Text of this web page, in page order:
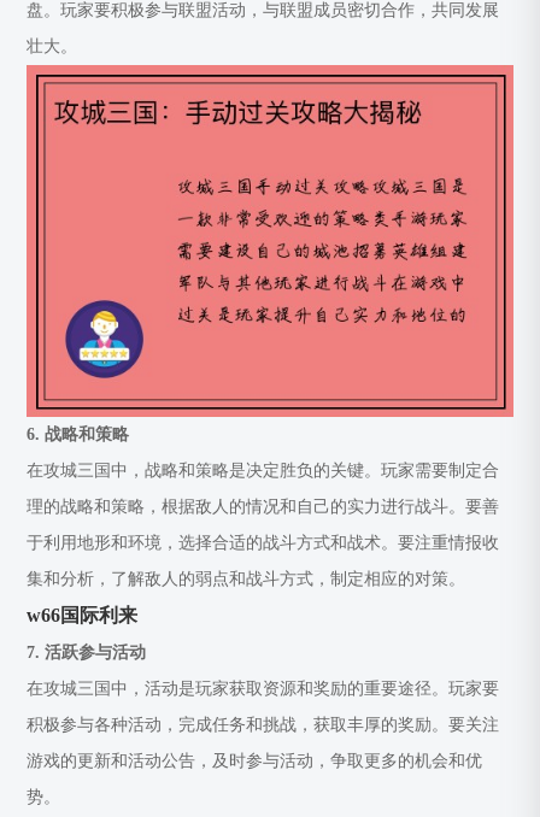
盘。玩家要积极参与联盟活动，与联盟成员密切合作，共同发展
壮大。
6. 战略和策略
在攻城三国中，战略和策略是决定胜负的关键。玩家需要制定合
理的战略和策略，根据敌人的情况和自己的实力进行战斗。要善
于利用地形和环境，选择合适的战斗方式和战术。要注重情报收
集和分析，了解敌人的弱点和战斗方式，制定相应的对策。
w66国际利来
7. 活跃参与活动
在攻城三国中，活动是玩家获取资源和奖励的重要途径。玩家要
积极参与各种活动，完成任务和挑战，获取丰厚的奖励。要关注
游戏的更新和活动公告，及时参与活动，争取更多的机会和优
势。